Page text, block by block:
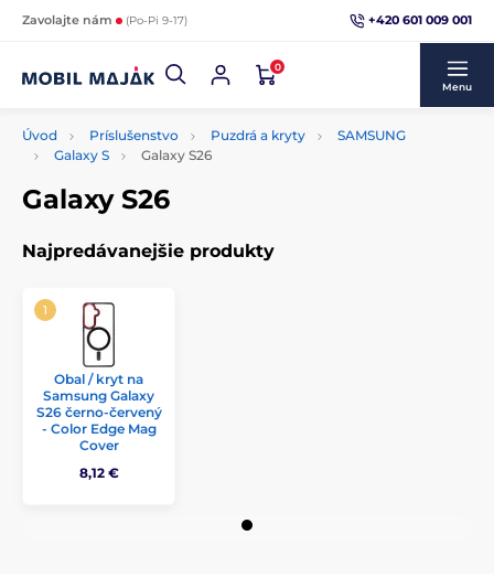
Zavolajte nám (Po-Pi 9-17) +420 601 009 001
0
Menu
Úvod Príslušenstvo Puzdrá a kryty
SAMSUNG
Galaxy S
Galaxy S26
Galaxy S26
Najpredávanejšie produkty
Obal / kryt na
Samsung Galaxy
S26 černo-červený
- Color Edge Mag
Cover
8,12 €